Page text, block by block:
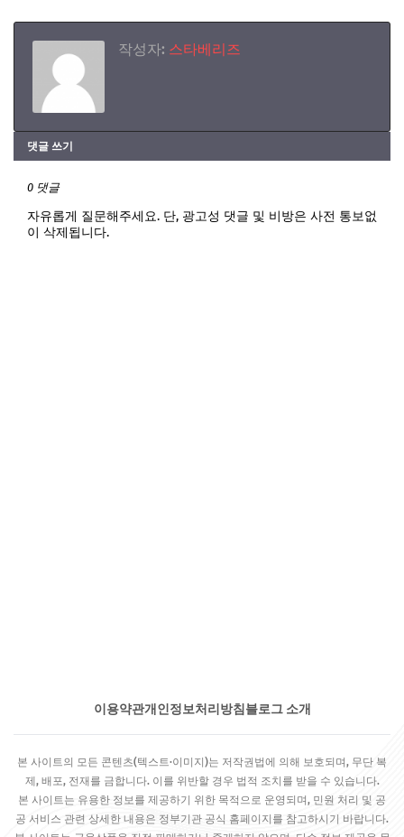
작성자: 스타베리즈
댓글 쓰기
0 댓글
자유롭게 질문해주세요. 단, 광고성 댓글 및 비방은 사전 통보없
이 삭제됩니다.
이용약관개인정보처리방침 블로그 소개
본 사이트의 모든 콘텐츠(텍스트·이미지)는 저작권법에 의해 보호되며, 무단 복
제, 배포, 전재를 금합니다. 이를 위반할 경우 법적 조치를 받을 수 있습니다.
본 사이트는 유용한 정보를 제공하기 위한 목적으로 운영되며, 민원 처리 및 공
공 서비스 관련 상세한 내용은 정부기관 공식 홈페이지를 참고하시기 바랍니다.